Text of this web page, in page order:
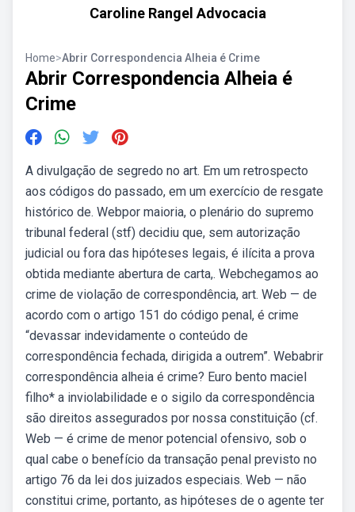
Caroline Rangel Advocacia
Home>Abrir Correspondencia Alheia é Crime
Abrir Correspondencia Alheia é
Crime
A divulgação de segredo no art. Em um retrospecto
aos códigos do passado, em um exercício de resgate
histórico de. Webpor maioria, o plenário do supremo
tribunal federal (stf) decidiu que, sem autorização
judicial ou fora das hipóteses legais, é ilícita a prova
obtida mediante abertura de carta,. Webchegamos ao
crime de violação de correspondência, art. Web — de
acordo com o artigo 151 do código penal, é crime
“devassar indevidamente o conteúdo de
correspondência fechada, dirigida a outrem”. Webabrir
correspondência alheia é crime? Euro bento maciel
filho* a inviolabilidade e o sigilo da correspondência
são direitos assegurados por nossa constituição (cf.
Web — é crime de menor potencial ofensivo, sob o
qual cabe o benefício da transação penal previsto no
artigo 76 da lei dos juizados especiais. Web — não
constitui crime, portanto, as hipóteses de o agente ter